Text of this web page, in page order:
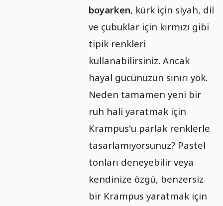
boyarken, kürk için siyah, dil
ve çubuklar için kırmızı gibi
tipik renkleri
kullanabilirsiniz. Ancak
hayal gücünüzün sınırı yok.
Neden tamamen yeni bir
ruh hali yaratmak için
Krampus'u parlak renklerle
tasarlamıyorsunuz? Pastel
tonları deneyebilir veya
kendinize özgü, benzersiz
bir Krampus yaratmak için